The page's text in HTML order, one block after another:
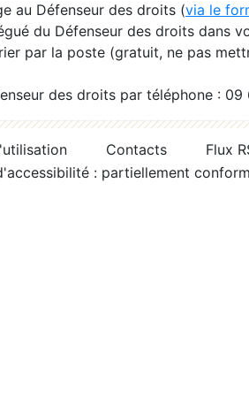
au Défenseur des droits (via le
du Défenseur des droits dans
par la poste (gratuit, ne pas
des droits par téléphone :
Contacts
Flux
: partiellement